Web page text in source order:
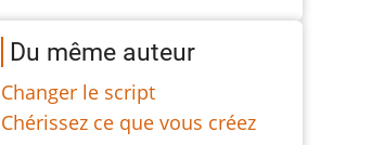
Du même auteur
Changer le script
Chérissez ce que vous créez